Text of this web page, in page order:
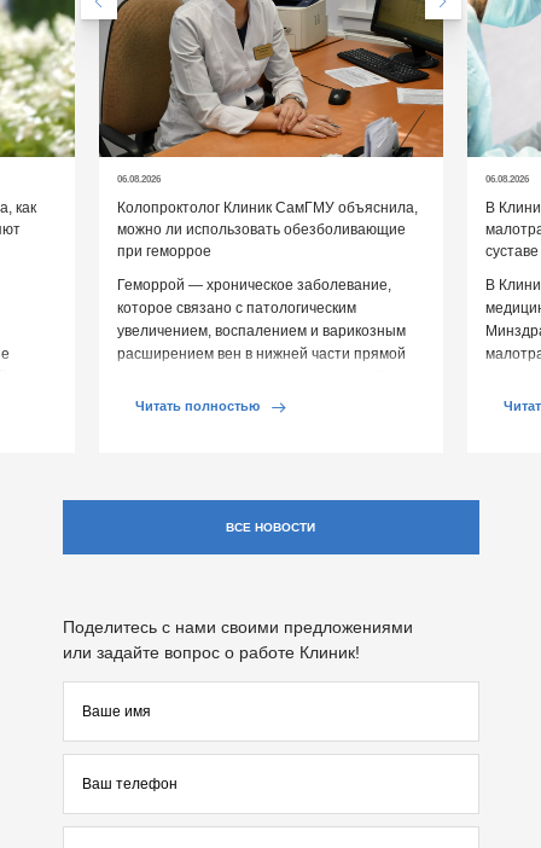
как
06.08.2026
Колопроктолог Клиник СамГМУ объяснила,
можно ли использовать обезболивающие
при геморрое
Геморрой — хроническое заболевание,
которое связано с патологическим
увеличением, воспалением и варикозным
расширением вен в нижней части прямой
обострении […]
Читать полностью
06.08.2026
В
суставе
В
ВСЕ НОВОСТИ
Поделитесь с нами своими предложениями
или задайте вопрос о работе Клиник!